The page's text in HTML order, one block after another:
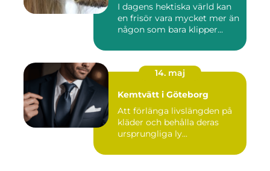
I dagens hektiska värld kan
en frisör vara mycket mer än
någon som bara klipper...
14. maj
Kemtvätt i Göteborg
Att förlänga livslängden på
kläder och behålla deras
ursprungliga ly...